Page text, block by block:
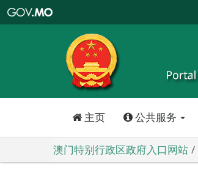
特
政
区
政
口
主页 公共服务
澳门特别行政区政府入口网站